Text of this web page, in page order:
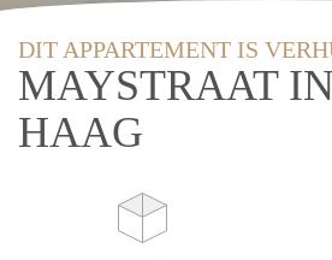
DIT APPARTEMENT IS
MAYSTRAAT
HAAG